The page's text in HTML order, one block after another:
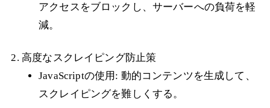
アクセスをブロックし、サーバーへの負荷を軽
減。
高度なスクレイピング防止策
JavaScriptの使用: 動的コンテンツを生成して、
スクレイピングを難しくする。